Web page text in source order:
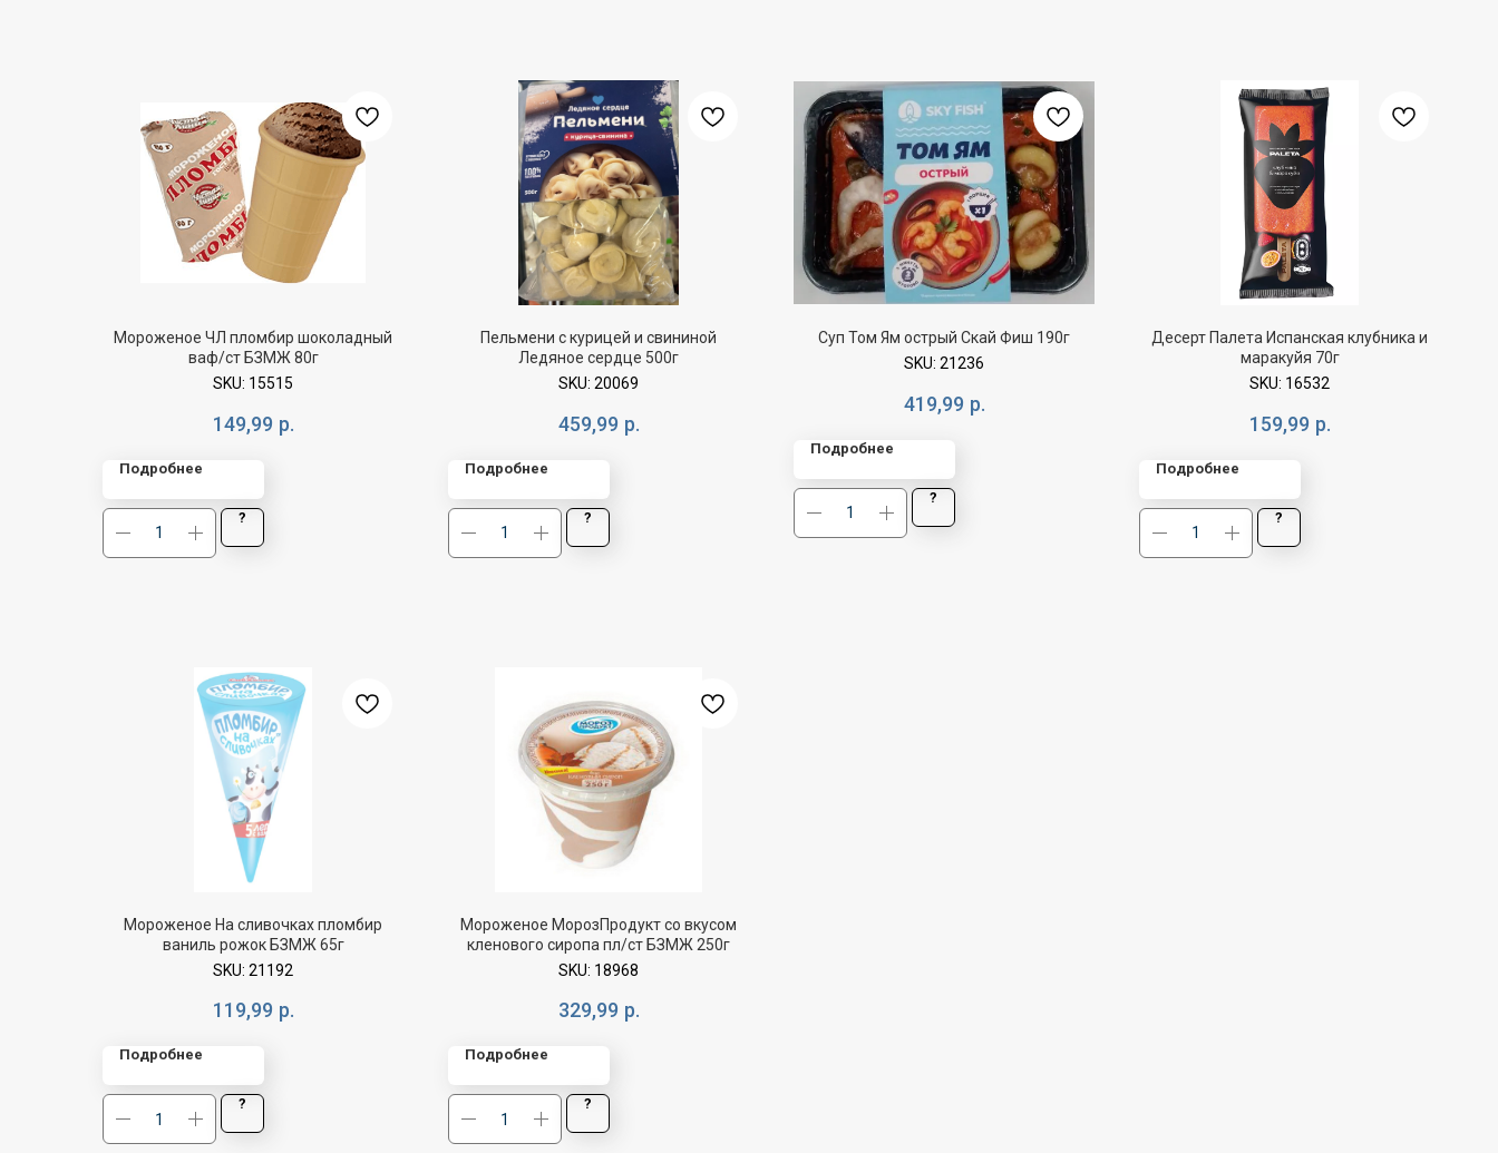
Мороженое ЧЛ пломбир шоколадный
ваф/ст БЗМЖ 80г
SKU: 15515
149,99 р.
Подробнее
?
Пельмени с курицей и свининой
Ледяное сердце 500г
SKU: 20069
459,99 р.
Подробнее
?
Суп Том Ям острый Скай Фиш 190г
SKU: 21236
419,99 р.
Подробнее
?
Десерт Палета Испанская клубника и
маракуйя 70г
SKU: 16532
159,99 р.
Подробнее
?
Мороженое На сливочках пломбир
ваниль рожок БЗМЖ 65г
SKU: 21192
119,99 р.
Подробнее
?
Мороженое МорозПродукт со вкусом
кленового сиропа пл/ст БЗМЖ 250г
SKU: 18968
329,99 р.
Подробнее
?